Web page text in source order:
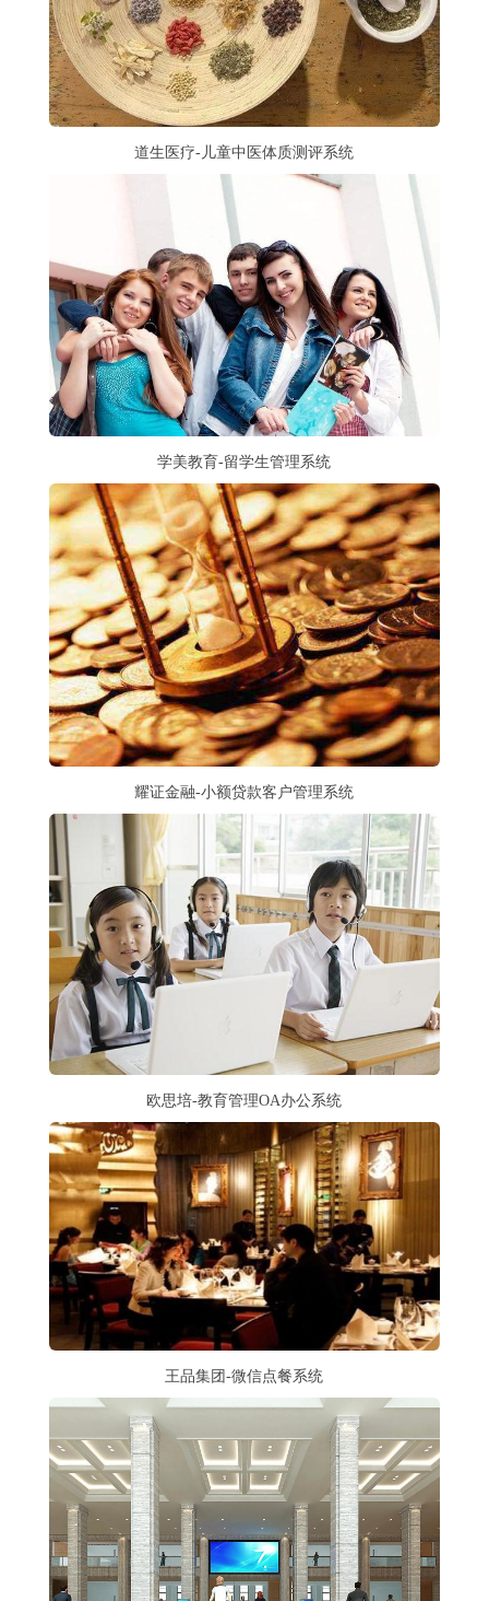
道生医疗-儿童中医体质测评系统
学美教育-留学生管理系统
耀证金融-小额贷款客户管理系统
欧思培-教育管理OA办公系统
王品集团-微信点餐系统